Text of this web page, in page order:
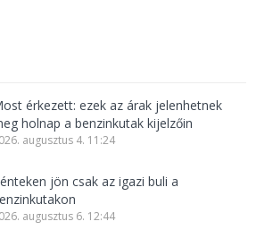
érkezett: ezek az árak jelenhetnek
holnap a benzinkutak kijelzőin
augusztus 4. 11:24
jön csak az igazi buli a
augusztus 6. 12:44